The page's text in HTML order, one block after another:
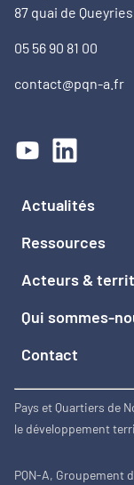
87 quai de
05 56 90 81 00
contact@pqn-a.fr
Actualités
Ressources
Acteurs &
Qui sommes-
Contact
Pays et Quartiers de
le développement
PQN-A, Groupement